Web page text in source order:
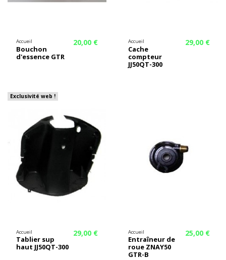
Accueil
Bouchon
d'essence GTR
20,00 € Accueil
Cache
compteur
JJ50QT-300
29,00 €
Exclusivité web !
Accueil
Tablier sup
haut JJ50QT-300
29,00 € Accueil
Entraîneur de
roue ZNAY50
GTR-B
25,00 €